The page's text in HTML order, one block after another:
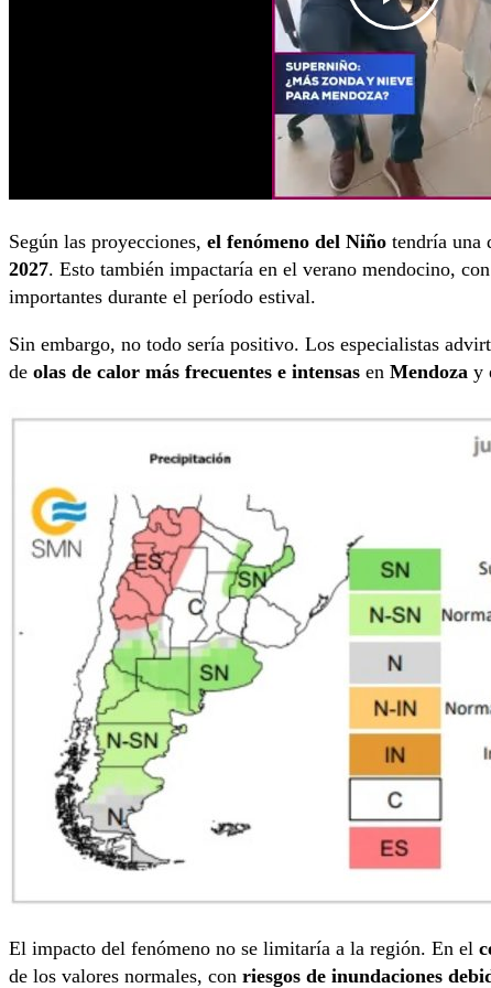
Según las proyecciones, el fenómeno del Niño tendría una
2027. Esto también impactaría en el verano mendocino,
importantes durante el período estival.
Sin embargo, no todo sería positivo. Los especialistas
de olas de calor más frecuentes e intensas en Mendoza y
El impacto del fenómeno no se limitaría a la región. En el
de los valores normales, con riesgos de inundaciones